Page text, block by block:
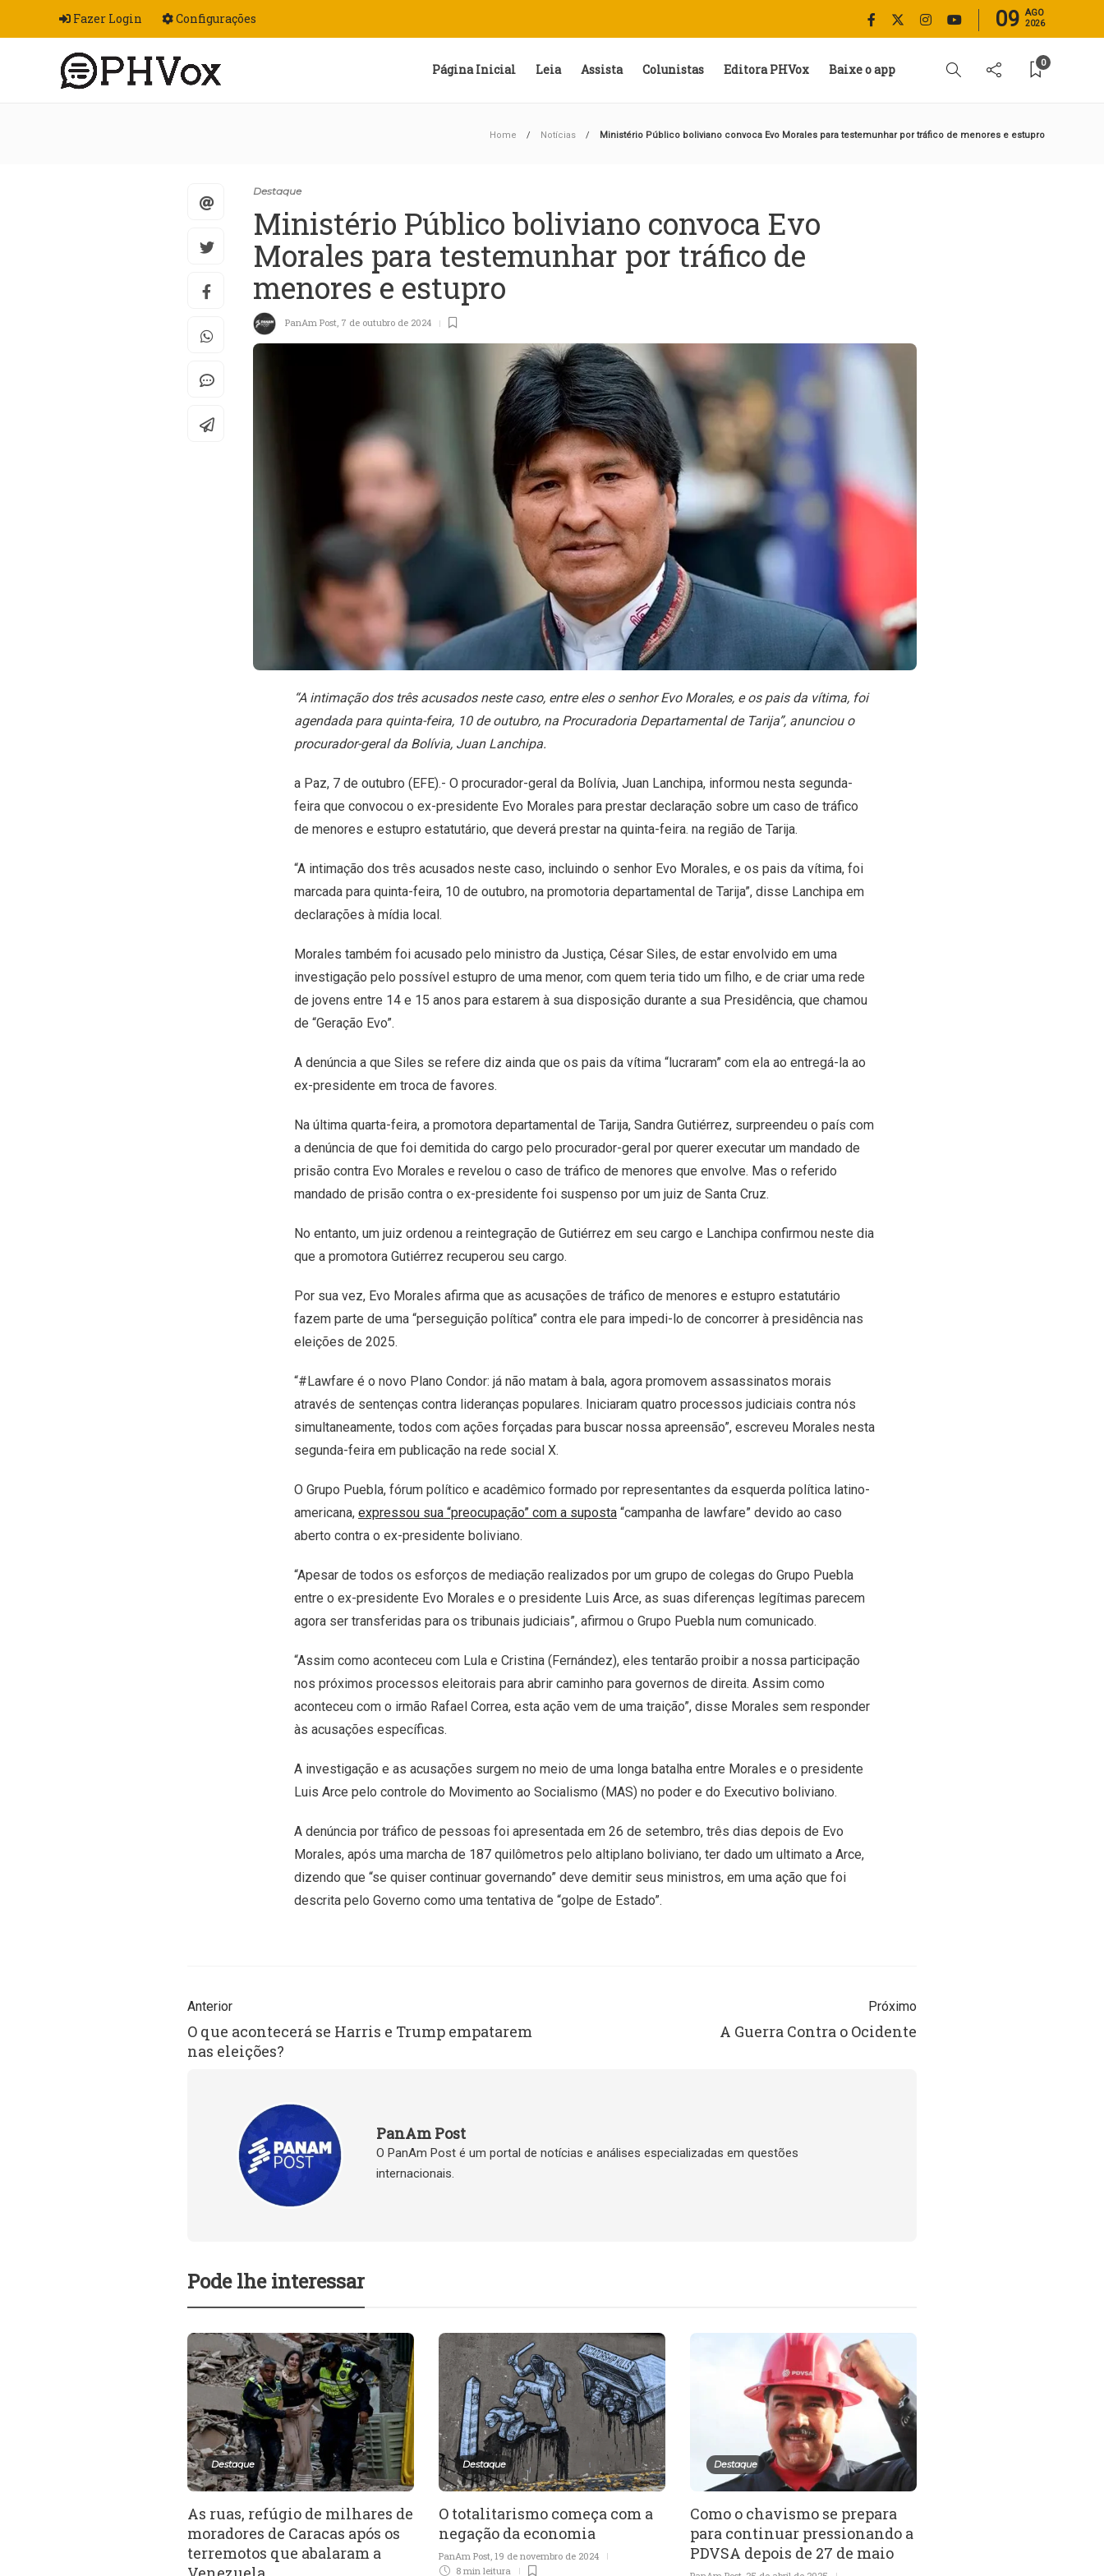
Fazer Login Configurações 09 AGO
2026
Página Inicial Leia Assista Colunistas Editora PHVox Baixe o app 0
Home Notícias Ministério Público boliviano convoca Evo Morales para testemunhar por tráfico de menores e estupro
Destaque
Ministério Público boliviano convoca Evo
Morales para testemunhar por tráfico de
menores e estupro
PanAm Post 7 de outubro de 2024
“A intimação dos três acusados ​​neste caso, entre eles o senhor Evo Morales, e os pais da vítima, foi
agendada para quinta-feira, 10 de outubro, na Procuradoria Departamental de Tarija”, anunciou o
procurador-geral da Bolívia, Juan Lanchipa.
a Paz, 7 de outubro (EFE).- O procurador-geral da Bolívia, Juan Lanchipa, informou nesta segunda-
feira que convocou o ex-presidente Evo Morales para prestar declaração sobre um caso de tráfico
de menores e estupro estatutário, que deverá prestar na quinta-feira. na região de Tarija.
“A intimação dos três acusados ​​neste caso, incluindo o senhor Evo Morales, e os pais da vítima, foi
marcada para quinta-feira, 10 de outubro, na promotoria departamental de Tarija”, disse Lanchipa em
declarações à mídia local.
Morales também foi acusado pelo ministro da Justiça, César Siles, de estar envolvido em uma
investigação pelo possível estupro de uma menor, com quem teria tido um filho, e de criar uma rede
de jovens entre 14 e 15 anos para estarem à sua disposição durante a sua Presidência, que chamou
de “Geração Evo”.
A denúncia a que Siles se refere diz ainda que os pais da vítima “lucraram” com ela ao entregá-la ao
ex-presidente em troca de favores.
Na última quarta-feira, a promotora departamental de Tarija, Sandra Gutiérrez, surpreendeu o país com
a denúncia de que foi demitida do cargo pelo procurador-geral por querer executar um mandado de
prisão contra Evo Morales e revelou o caso de tráfico de menores que envolve. Mas o referido
mandado de prisão contra o ex-presidente foi suspenso por um juiz de Santa Cruz.
No entanto, um juiz ordenou a reintegração de Gutiérrez em seu cargo e Lanchipa confirmou neste dia
que a promotora Gutiérrez recuperou seu cargo.
Por sua vez, Evo Morales afirma que as acusações de tráfico de menores e estupro estatutário
fazem parte de uma “perseguição política” contra ele para impedi-lo de concorrer à presidência nas
eleições de 2025.
“#Lawfare é o novo Plano Condor: já não matam à bala, agora promovem assassinatos morais
através de sentenças contra lideranças populares. Iniciaram quatro processos judiciais contra nós
simultaneamente, todos com ações forçadas para buscar nossa apreensão”, escreveu Morales nesta
segunda-feira em publicação na rede social X.
O Grupo Puebla, fórum político e acadêmico formado por representantes da esquerda política latino-
americana, expressou sua “preocupação” com a suposta “campanha de lawfare” devido ao caso
aberto contra o ex-presidente boliviano.
“Apesar de todos os esforços de mediação realizados por um grupo de colegas do Grupo Puebla
entre o ex-presidente Evo Morales e o presidente Luis Arce, as suas diferenças legítimas parecem
agora ser transferidas para os tribunais judiciais”, afirmou o Grupo Puebla num comunicado.
“Assim como aconteceu com Lula e Cristina (Fernández), eles tentarão proibir a nossa participação
nos próximos processos eleitorais para abrir caminho para governos de direita. Assim como
aconteceu com o irmão Rafael Correa, esta ação vem de uma traição”, disse Morales sem responder
às acusações específicas.
A investigação e as acusações surgem no meio de uma longa batalha entre Morales e o presidente
Luis Arce pelo controle do Movimento ao Socialismo (MAS) no poder e do Executivo boliviano.
A denúncia por tráfico de pessoas foi apresentada em 26 de setembro, três dias depois de Evo
Morales, após uma marcha de 187 quilômetros pelo altiplano boliviano, ter dado um ultimato a Arce,
dizendo que “se quiser continuar governando” deve demitir seus ministros, em uma ação que foi
descrita pelo Governo como uma tentativa de “golpe de Estado”.
Anterior
O que acontecerá se Harris e Trump empatarem
nas eleições?
Próximo
A Guerra Contra o Ocidente
PanAm Post
O PanAm Post é um portal de notícias e análises especializadas em questões
internacionais.
Pode lhe interessar
Destaque
As ruas, refúgio de milhares de
moradores de Caracas após os
terremotos que abalaram a
Destaque
O totalitarismo começa com a
negação da economia
PanAm Post, 19 de novembro de 2024
8 min leitura
Destaque
Como o chavismo se prepara
para continuar pressionando a
PDVSA depois de 27 de maio